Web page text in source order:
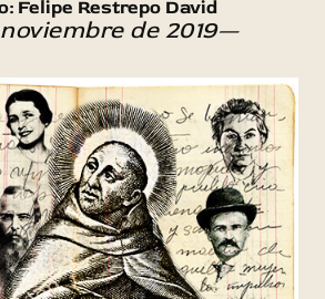
Felipe Restrepo David
de 2019—